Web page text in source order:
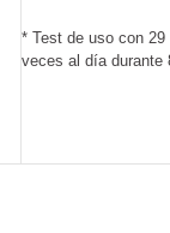
* Test de uso con
veces al día durante